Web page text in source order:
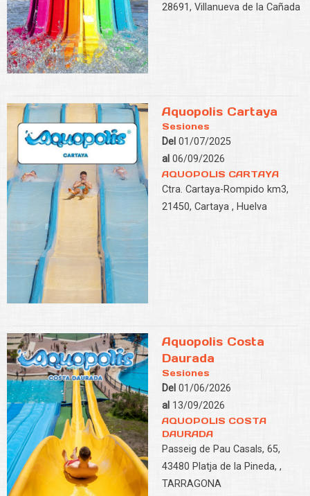
28691, Villanueva de la Cañada
Aquopolis Cartaya
Sesiones
Del 01/07/2025
al 06/09/2026
AQUOPOLIS CARTAYA
Ctra. Cartaya-Rompido km3,
21450, Cartaya , Huelva
Aquopolis Costa
Daurada
Sesiones
Del 01/06/2026
al 13/09/2026
AQUOPOLIS COSTA
DAURADA
Passeig de Pau Casals, 65,
43480 Platja de la Pineda, ,
TARRAGONA